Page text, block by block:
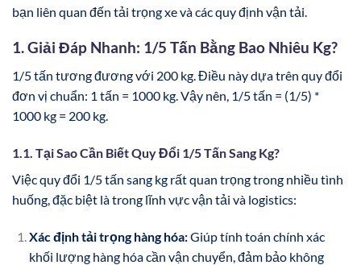
bạn liên quan đến tải trọng xe và các quy định vận tải.
1. Giải Đáp Nhanh: 1/5 Tấn Bằng Bao Nhiêu Kg?
1/5 tấn tương đương với 200 kg. Điều này dựa trên quy đổi
đơn vị chuẩn: 1 tấn = 1000 kg. Vậy nên, 1/5 tấn = (1/5) *
1000 kg = 200 kg.
1.1. Tại Sao Cần Biết Quy Đổi 1/5 Tấn Sang Kg?
Việc quy đổi 1/5 tấn sang kg rất quan trọng trong nhiều tình
huống, đặc biệt là trong lĩnh vực vận tải và logistics:
Xác định tải trọng hàng hóa:Giúp tính toán chính xác
khối lượng hàng hóa cần vận chuyển, đảm bảo không